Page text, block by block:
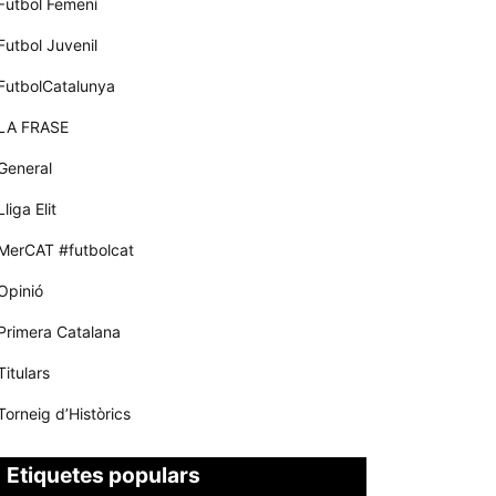
Juvenil
FRASE
Elit
#futbolcat
Catalana
d’Històrics
Etiquetes populars